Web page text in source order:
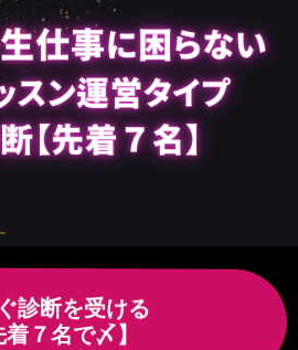
診断を受ける
着７名で〆】